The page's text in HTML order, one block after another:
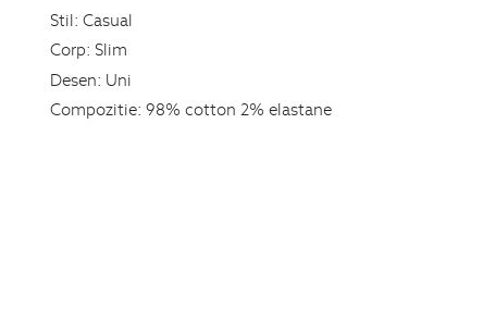
Stil: Casual
Corp: Slim
Desen: Uni
Compozitie: 98% cotton 2% elastane